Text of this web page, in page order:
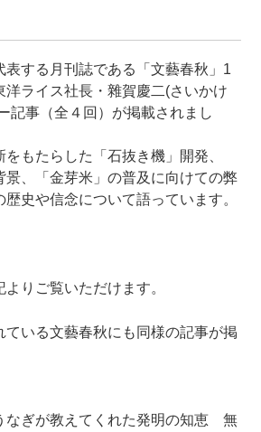
表する月刊誌である「文藝春秋」1
洋ライス社長・雜賀慶二(さいかけ
記事（全４回）が掲載されまし
もたらした「石抜き機」開発、
景、「金芽米」の普及に向けての弊
史や信念について語っています。
りご覧いただけます。
いる文藝春秋にも同様の記事が掲
なぎが教えてくれた発明の知恵 無